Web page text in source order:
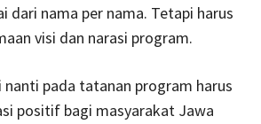
dari nama per nama. Tetapi harus
visi dan narasi program.
nanti pada tatanan program harus
positif bagi masyarakat Jawa